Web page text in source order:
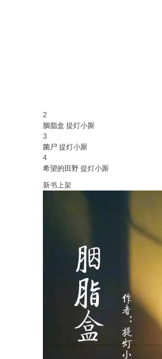
2
胭脂盒 提灯小厮
3
菌尸 提灯小厮
4
希望的田野 提灯小厮
新书上架